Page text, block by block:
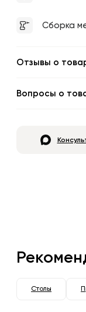
Сборка
Отзывы о
Вопросы о
Столы